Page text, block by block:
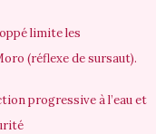
limite les
(réflexe de sursaut).
progressive à l’eau et